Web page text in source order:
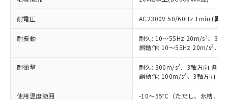
耐電圧 AC2300V 50/60Hz 1min (異極
耐振動 耐久: 10～55Hz 20m/s2、3軸
誤動作: 10～55Hz 20m/s2 、3
耐衝撃 耐久: 300m/s2、3軸方向 各3回
誤動作: 100m/s2 、3軸方向 各
使用温度範囲
-10～55℃（ただし、氷結、結
ご利用ください。
本サービスは、当社制御機器事業取扱
(税抜)を提供させていただくもので
当社制御機器事業取扱商品の中には、
本サービスの対象外となる商品もある
ことをご了承ください。
在庫状況および標準価格照会結果は、
調査・確認中：EU RoHS指令（10物質）の
非含有の対応状況を調査中または確認中の
非該当品：ライセンス料など無形物で、有
害物質有無と関係のない商品です。
仕入先様の事情により、非含有部品として
いたものが、含有品と判明した場合などや
むを得ず変更することがあります。
「○」：最大均質材料含有率が中国RoHSの
基準値以下であることを示します。
「×」：最大均質材料含有率が中国RoHSの
基準値を超えていることを示します。
「－」：未確認です。当社販売部門へお問
当社は、これら貴社製品のうち、外国
為替および外国貿易法に定める商品